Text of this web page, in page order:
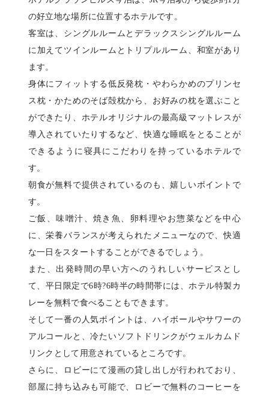
の好立地な場所に位置するホテルです。
客室は、シングルルームとデラックスシングルルーム
に加えてツインルームとトリプルルーム、和室があり
ます。
身体にフィットする低反発枕・やわらかめのプリンセ
ス枕・かためのそば殻枕から、お好みの枕を選ぶこと
ができたり、ホテルオリジナルの最高級マットレスが
導入されていたりするなど、快適な睡眠をとることが
できるように寝具にこだわりを持っているホテルで
す。
朝食が無料で提供されているのも、嬉しいポイントで
す。
ご飯、味噌汁、焼き魚、卵料理やお惣菜などを中心
に、栄養バランスが考えられたメニューなので、快適
な一日をスタートすることができるでしょう。
また、出発時間の早い方へのうれしいサービスとし
て、平日限定で6時?6時半の時間帯には、ホテル特製カ
レーを無料で食べることもできます。
そして一番の人気ポイントは、ハイボールやサワーの
アルコールと、冷たいソフトドリンクがウェルカムド
リンクとして用意されているところです。
さらに、ロビーにて漫画の貸し出しが行われており、
部屋に持ち込みも可能で、ロビーで無料のコーヒーを